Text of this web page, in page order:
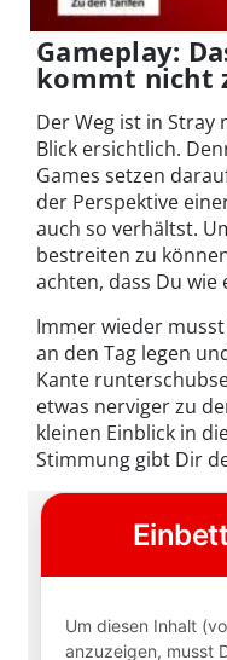
Gameplay:
kommt nicht
Der Weg ist in
Blick ersichtlich.
Games setzen
der Perspektive
auch so verhältst.
bestreiten zu
achten, dass Du wie
Immer wieder
an den Tag legen
Kante
etwas nerviger zu
kleinen Einblick in
Stimmung gibt Dir